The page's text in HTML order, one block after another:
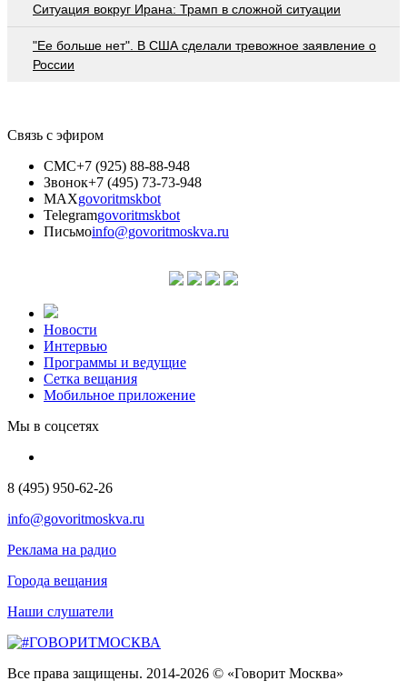
Ситуация вокруг Ирана: Трамп в сложной ситуации
"Ее больше нет". В США сделали тревожное заявление о
России
Связь с эфиром
СМС+7 (925) 88-88-948
Звонок+7 (495) 73-73-948
MAXgovoritmskbot
Telegramgovoritmskbot
Письмоinfo@govoritmoskva.ru
Новости
Интервью
Программы и ведущие
Сетка вещания
Мобильное приложение
Мы в соцсетях
8 (495) 950-62-26
info@govoritmoskva.ru
Реклама на радио
Города вещания
Наши слушатели
Все права защищены. 2014-2026 © «Говорит Москва»